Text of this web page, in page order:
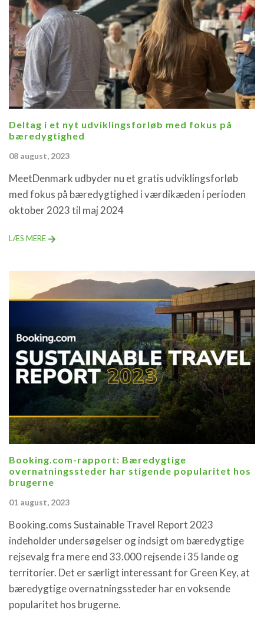
Deltag i et nyt udviklingsforløb med fokus på
bæredygtighed
08 august, 2023
MeetDenmark udbyder nu et gratis udviklingsforløb
med fokus på bæredygtighed i værdikæden i perioden
oktober 2023 til maj 2024
LÆS MERE
Booking.com-rapport: Bæredygtige
overnatningssteder har stigende popularitet hos
brugerne
01 august, 2023
Booking.coms Sustainable Travel Report 2023
indeholder undersøgelser og indsigt om bæredygtige
rejsevalg fra mere end 33.000 rejsende i 35 lande og
territorier. Det er særligt interessant for Green Key, at
bæredygtige overnatningssteder har en voksende
popularitet hos brugerne.